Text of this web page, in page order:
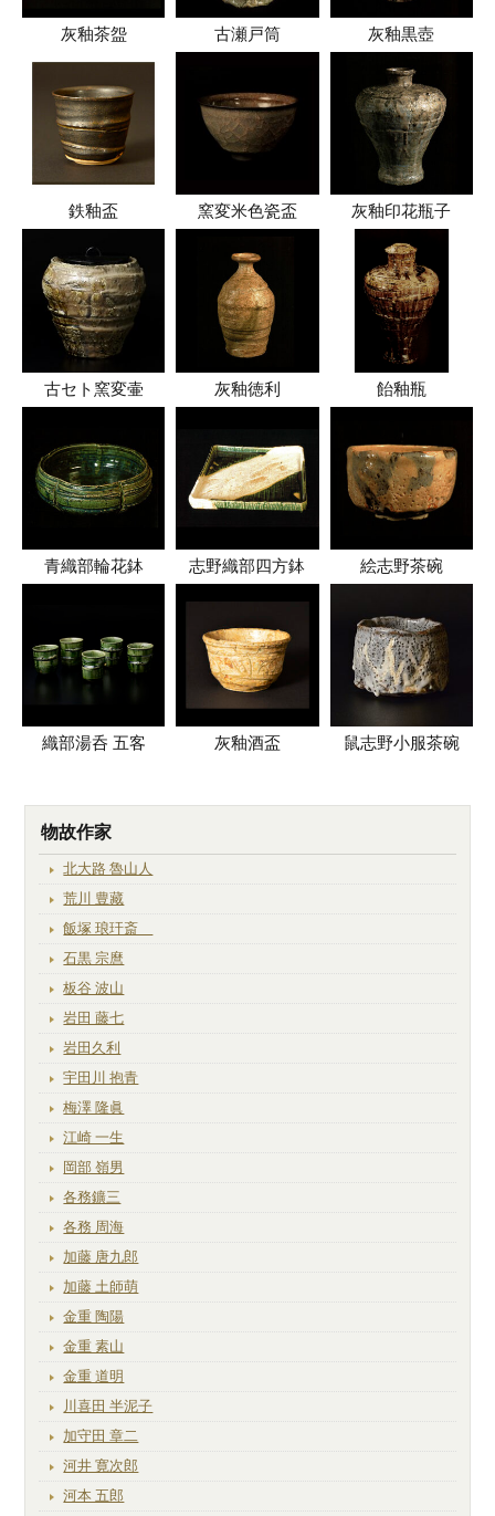
灰釉茶盌 古瀬戸筒 灰釉黒壺
鉄釉盃 窯変米色瓷盃 灰釉印花瓶子
古セト窯変壷 灰釉徳利 飴釉瓶
青織部輪花鉢 志野織部四方鉢 絵志野茶碗
織部湯呑 五客 灰釉酒盃 鼠志野小服茶碗
物故作家
北大路 魯山人
荒川 豊藏
飯塚 琅玕斎
石黒 宗麿
板谷 波山
岩田 藤七
岩田久利
宇田川 抱青
梅澤 隆眞
江崎 一生
岡部 嶺男
各務鑛三
各務 周海
加藤 唐九郎
加藤 土師萌
金重 陶陽
金重 素山
金重 道明
川喜田 半泥子
加守田 章二
河井 寛次郎
河本 五郎